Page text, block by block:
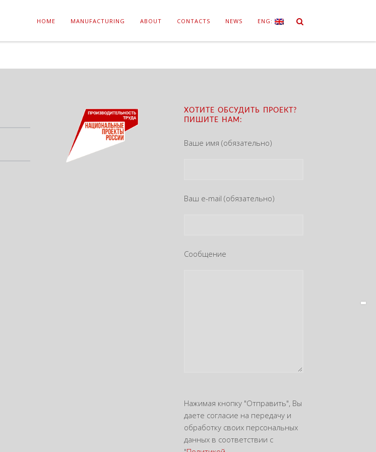
HOME MANUFACTURING ABOUT CONTACTS NEWS ENG:
ХОТИТЕ ОБСУДИТЬ ПРОЕКТ?
ПИШИТЕ НАМ:
Ваше имя (обязательно)
Ваш e-mail (обязательно)
Сообщение
Нажимая кнопку "Отправить", Вы
даете согласие на передачу и
обработку своих персональных
данных в соответствии с